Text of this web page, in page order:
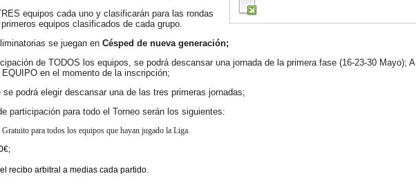
equipos cada uno y clasificarán para las rondas
equipos clasificados de cada grupo.
se juegan en Césped de nueva generación;
de TODOS los equipos, se podrá descansar una jornada de la primera fase (16-23-30 Mayo); A
en el momento de la inscripción;
se podrá elegir descansar una de las tres primeras jornadas;
participación para todo el Torneo serán los siguientes:
para todos los equipos que hayan jugado la Liga.
recibo arbitral a medias cada partido.